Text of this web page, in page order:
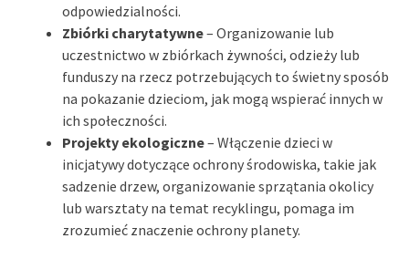
odpowiedzialności.
Zbiórki charytatywne– Organizowanie lub
uczestnictwo w zbiórkach żywności, odzieży lub
funduszy na rzecz potrzebujących to świetny sposób
na pokazanie dzieciom, jak mogą wspierać innych w
ich społeczności.
Projekty ekologiczne– Włączenie dzieci w
inicjatywy dotyczące ochrony środowiska, takie jak
sadzenie drzew, organizowanie sprzątania okolicy
lub warsztaty na temat recyklingu, pomaga im
zrozumieć znaczenie ochrony planety.